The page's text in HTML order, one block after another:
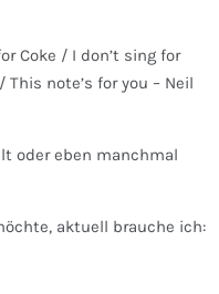
Coke / I don’t sing for
note’s for you – Neil
oder eben manchmal
aktuell brauche ich: